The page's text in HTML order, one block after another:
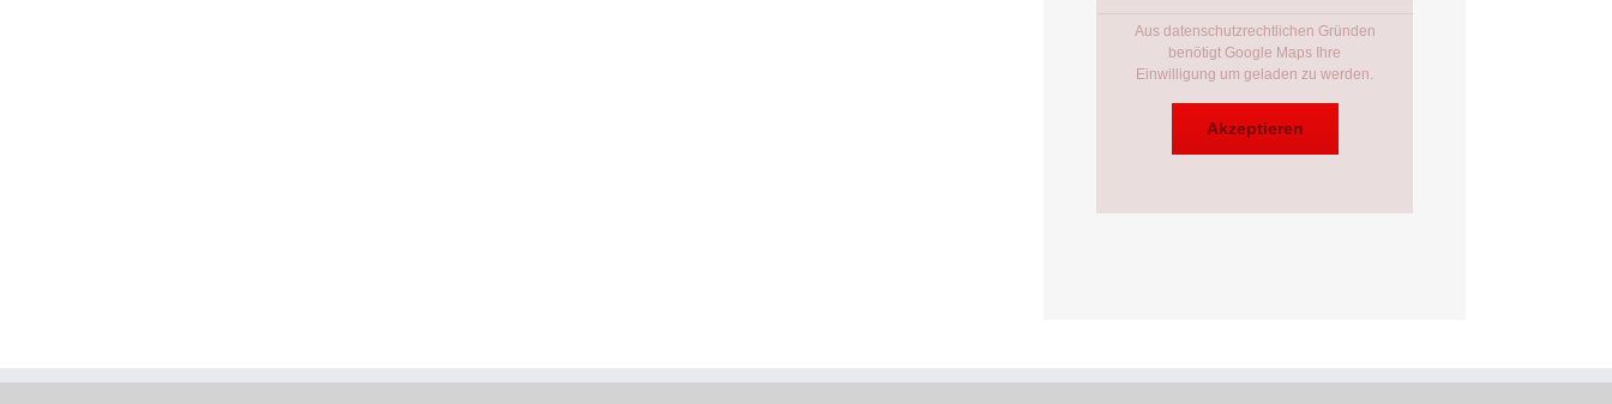
Aus datenschutzrechtlichen Gründen
benötigt Google Maps Ihre
Einwilligung um geladen zu werden.
Akzeptieren